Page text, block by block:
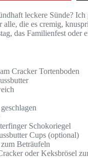
leckere Sünde?
die es cremig,
das Familienfest oder
Cracker Tortenboden
Schokoriegel
Cups (optional)
Beträufeln
oder Keksbrösel